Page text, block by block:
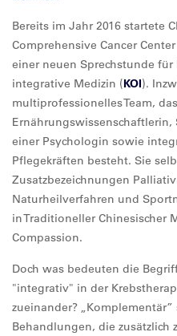
Bereits im Jahr 2016 startete
Comprehensive Cancer
einer neuen Sprechstunde
integrative Medizin (KOI).
multiprofessionelles Team,
einer Psychologin sowie
Pflegekräften besteht. Sie
Zusatzbezeichnungen
Naturheilverfahren und
in Traditioneller Chinesischer
Compassion.
Doch was bedeuten die
"integrativ" in der
zueinander?
Behandlungen, die